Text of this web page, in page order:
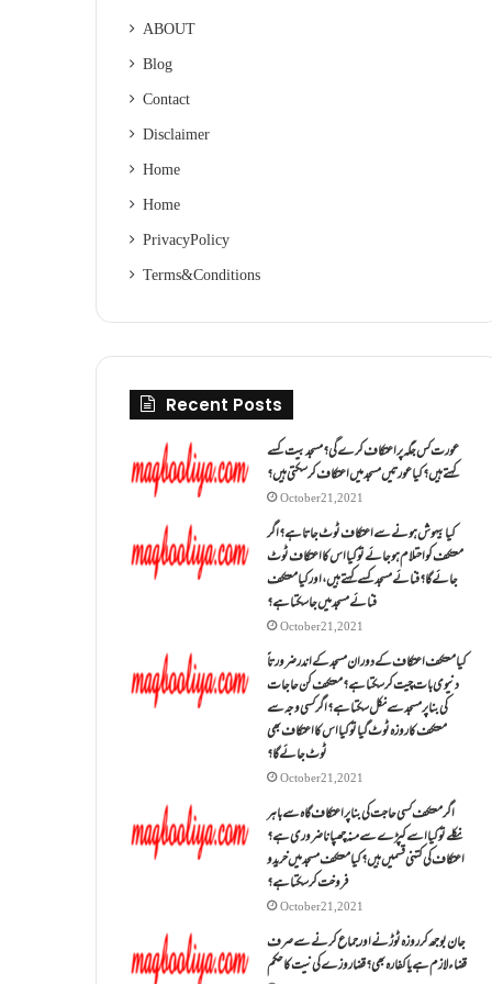
ABOUT
Blog
Contact
Disclaimer
Home
Home
Privacy Policy
Terms & Conditions
Recent Posts
عورت کس جگہ پر اعتکاف کرے گی؟مسجد بیت کسے
کہتے ہیں؟کیا عورتیں مسجد میں اعتکاف کر سکتی ہیں؟
October 21, 2021
کیا بیہوش ہونے سے اعتکاف ٹوٹ جاتا ہے؟ اگر
معتکف کو احتلام ہو جائے تو کیا اس کا اعتکاف ٹوٹ
جائے گا؟فنائے مسجد کسے کہتے ہیں ، اور کیا معتکف
فنائے مسجد میں جا سکتا ہے؟
October 21, 2021
کیا معتکف اعتکاف کے دوران مسجد کے اندر ضرورتاً
دنیوی بات چیت کر سکتا ہے؟معتکف کن حاجات
کی بنا پر مسجد سے نکل سکتا ہے؟ اگر کسی وجہ سے
معتکف کا روزہ ٹوٹ گیا تو کیا اس کا اعتکاف بھی
ٹوٹ جائے گا؟
October 21, 2021
اگر معتکف کسی حاجت کی بنا پر اعتکاف گاہ سے باہر
نکلے تو کیا اسے کپڑے سے منہ چھپانا ضروری ہے؟
اعتکاف کی کتنی قسمیں ہیں؟کیا معتکف مسجد میں خرید و
فروخت کر سکتا ہے؟
October 21, 2021
جان بوجھ کر روزہ ٹوڑنے اور جماع کرنے سے صرف
قضاء لازم ہے یا کفارہ بھی؟ قضا روزے کی نیت کا حکم